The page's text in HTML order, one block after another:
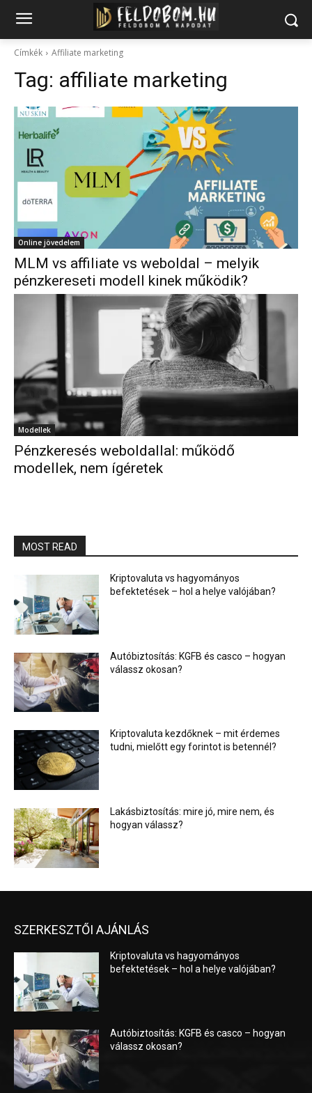
Címkék Affiliate marketing
Tag: affiliate marketing
Online jövedelem
MLM vs affiliate vs weboldal – melyik
pénzkereseti modell kinek működik?
Modellek
Pénzkeresés weboldallal: működő
modellek, nem ígéretek
MOST READ
Kriptovaluta vs hagyományos
befektetések – hol a helye valójában?
Autóbiztosítás: KGFB és casco – hogyan
válassz okosan?
Kriptovaluta kezdőknek – mit érdemes
tudni, mielőtt egy forintot is betennél?
Lakásbiztosítás: mire jó, mire nem, és
hogyan válassz?
SZERKESZTŐI AJÁNLÁS
Kriptovaluta vs hagyományos
befektetések – hol a helye valójában?
Autóbiztosítás: KGFB és casco – hogyan
válassz okosan?